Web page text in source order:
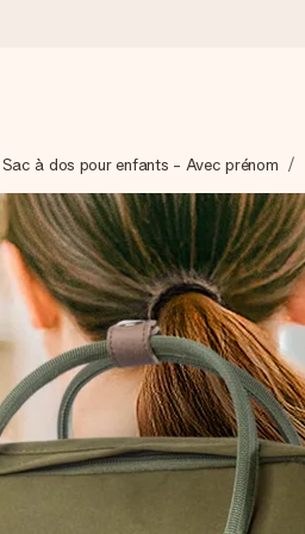
et l’envoyons en un éclair – pour
attribuent une note de 4,9 sur
étapes – avec son prénom, votre
Sac à dos pour enfants - Avec prénom